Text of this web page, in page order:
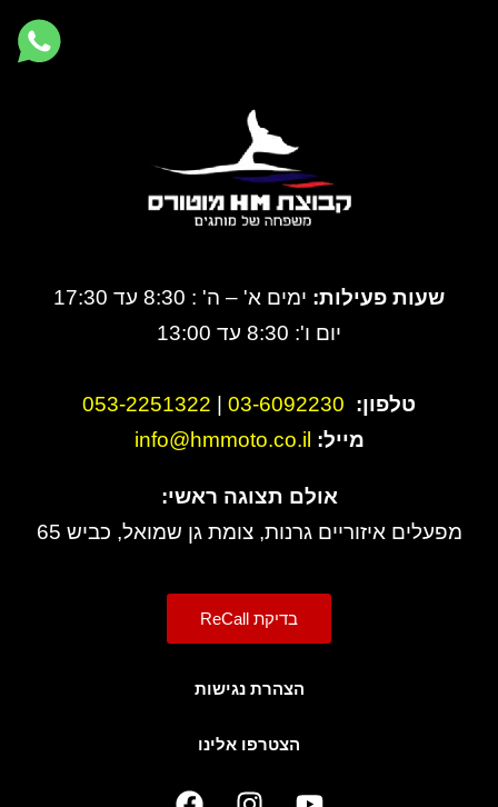
שעות פעילות: ימים א' – ה' : 8:30 עד 17:30
יום ו': 8:30 עד 13:00
טלפון: 03-6092230
|
053-2251322
מייל: info@hmmoto.co.il
אולם תצוגה ראשי:
מפעלים איזוריים גרנות, צומת גן שמואל, כביש 65
בדיקת ReCall
הצהרת נגישות
הצטרפו אלינו
Y
I
F